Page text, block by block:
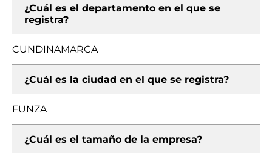
¿Cuál es el departamento en el que se
registra?
CUNDINAMARCA
¿Cuál es la ciudad en el que se registra?
FUNZA
¿Cuál es el tamaño de la empresa?